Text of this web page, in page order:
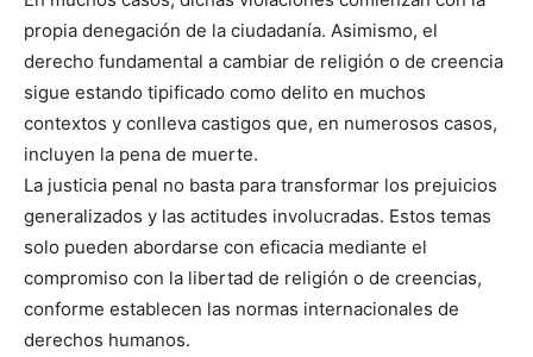
propia denegación de la ciudadanía. Asimismo, el
derecho fundamental a cambiar de religión o de creencia
sigue estando tipificado como delito en muchos
contextos y conlleva castigos que, en numerosos casos,
incluyen la pena de muerte.
La justicia penal no basta para transformar los prejuicios
generalizados y las actitudes involucradas. Estos temas
solo pueden abordarse con eficacia mediante el
compromiso con la libertad de religión o de creencias,
conforme establecen las normas internacionales de
derechos humanos.